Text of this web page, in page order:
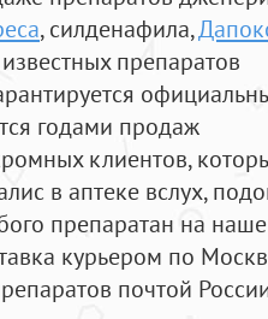
, силденафила,
препаратов
годами продаж
клиентов,
в аптеке вслух,
препаратан на
курьером по
почтой